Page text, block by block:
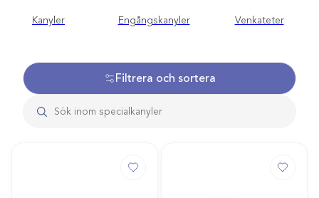
Kanyler Engångskanyler Venkateter
Filtrera och sortera